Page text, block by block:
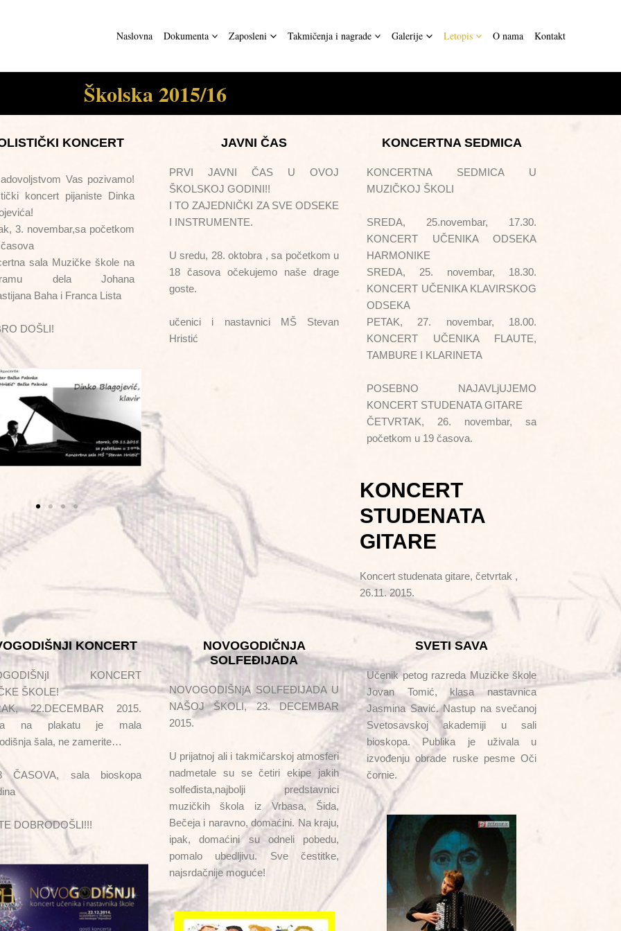
Naslovna Dokumenta Zaposleni Takmičenja i nagrade Galerije Letopis O nama Kontakt
Školska 2015/16
KONCERT
Vas pozivamo!
koncert pijaniste Dinka
3. novembar,sa početkom
sala Muzičke škole na
dela Johana
Baha i Franca Lista
DOŠLI!
JAVNI ČAS
PRVI JAVNI ČAS U OVOJ
ŠKOLSKOJ GODINI!!
I TO ZAJEDNIČKI ZA SVE ODSEKE
I INSTRUMENTE.
U sredu, 28. oktobra , sa početkom u
18 časova očekujemo naše drage
goste.
učenici i nastavnici MŠ Stevan
Hristić
KONCERTNA SEDMICA
KONCERTNA SEDMICA U
MUZIČKOJ ŠKOLI
SREDA, 25.novembar, 17.30.
KONCERT UČENIKA ODSEKA
HARMONIKE
SREDA, 25. novembar, 18.30.
KONCERT UČENIKA KLAVIRSKOG
ODSEKA
PETAK, 27. novembar, 18.00.
KONCERT UČENIKA FLAUTE,
TAMBURE I KLARINETA
POSEBNO NAJAVLjUJEMO
KONCERT STUDENATA GITARE
ČETVRTAK, 26. novembar, sa
početkom u 19 časova.
KONCERT
STUDENATA
GITARE
Koncert studenata gitare, četvrtak ,
26.11. 2015.
KONCERT
KONCERT
ŠKOLE!
22.DECEMBAR 2015.
na plakatu je mala
šala, ne zamerite…
sala bioskopa
DOBRODOŠLI!!!
NOVOGODIČNJA
SOLFEĐIJADA
NOVOGODIŠNjA SOLFEĐIJADA U
NAŠOJ ŠKOLI, 23. DECEMBAR
2015.
U prijatnoj ali i takmičarskoj atmosferi
nadmetale su se četiri ekipe jakih
solfeđista,najbolji predstavnici
muzičkih škola iz Vrbasa, Šida,
Bečeja i naravno, domaćini. Na kraju,
ipak, domaćini su odneli pobedu,
pomalo ubedljivu. Sve čestitke,
najsrdačnije moguće!
SVETI SAVA
Učenik petog razreda Muzičke škole
Jovan Tomić, klasa nastavnica
Jasmina Savić. Nastup na svečanoj
Svetosavskoj akademiji u sali
bioskopa. Publika je uživala u
izvođenju obrade ruske pesme Oči
čornie.